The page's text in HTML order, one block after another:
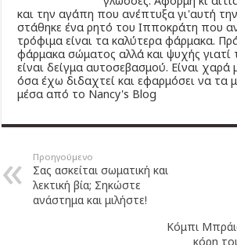
και την αγάπη που ανέπτυξα γι'αυτή
στάθηκε ένα ρητό του Ιπποκράτη που
τρόφιμα είναι τα καλύτερα φάρμακα.
φάρμακα σώματος αλλά και ψυχής
είναι δείγμα αυτοσεβασμού. Είναι
όσα έχω διδαχτεί και εφαρμόσει να τα
μέσα από το Nancy's Blog
Προηγούμενο
Σας ασκείται σωματική και
λεκτική βία; Σηκώστε
ανάστημα και μιλήστε!
Κόμπι
κόρη